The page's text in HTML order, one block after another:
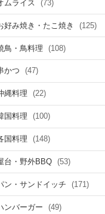
ムライス (73)
好み焼き・たこ焼き (125)
鳥・鳥料理 (108)
かつ (47)
縄料理 (22)
国料理 (100)
国料理 (148)
台・野外BBQ (53)
ン・サンドイッチ (171)
ンバーガー (49)